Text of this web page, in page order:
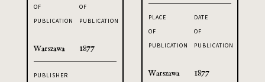
OF
PUBLICATION
Warszawa
OF
PUBLICATION
1877
PUBLISHER
PLACE
OF
PUBLICATION
Warszawa
DATE
OF
PUBLICATION
1877